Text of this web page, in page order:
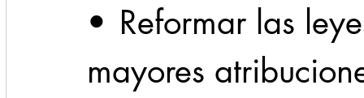
•	Reformar las leyes para otorgar
mayores